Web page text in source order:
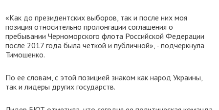
«Как до президентских выборов, так и после них моя
позиция относительно пролонгации соглашения о
пребывании Черноморского флота Российской Федерации
после 2017 года была четкой и публичной», - подчеркнула
Тимошенко.
По ее словам, с этой позицией знаком как народ Украины,
так и лидеры других государств.